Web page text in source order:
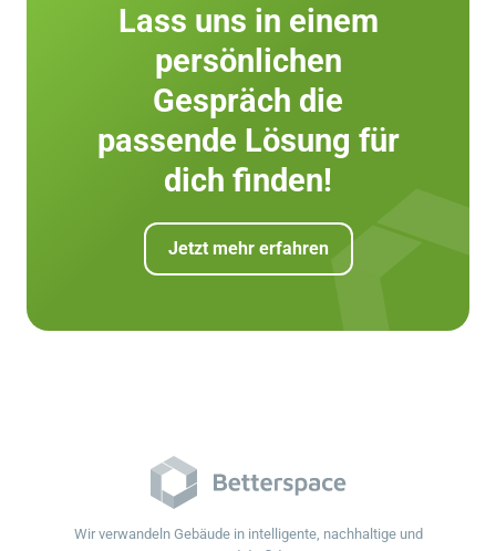
Lass uns in einem
persönlichen
Gespräch die
passende Lösung für
dich finden!
Jetzt mehr erfahren
Wir verwandeln Gebäude in intelligente, nachhaltige und